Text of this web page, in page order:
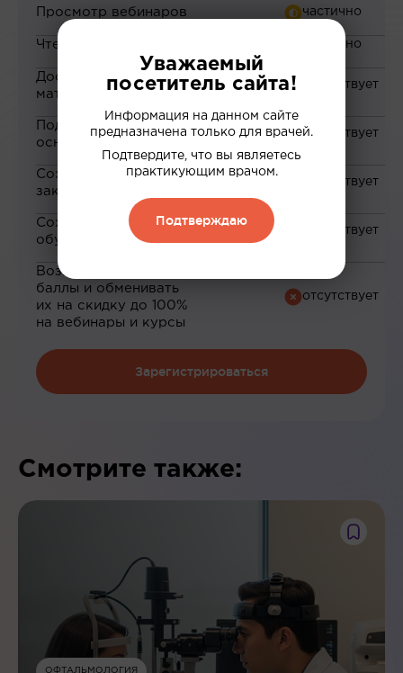
Просмотр вебинаров
Чтение статей
Доступ к закрытым
материалам
Подборка материалов на
основе ваших интересов
Сохранение материалов в
закладки
Сохранение прогресса по
обучению
Возможность зарабатывать
баллы и обменивать
их на скидку до 100%
на вебинары и курсы
Зарегистрироваться
Смотрите также:
ОФТАЛЬМОЛОГИЯ
Уважаемый
посетитель сайта!
Информация на данном сайте
предназначена только для врачей.
Подтвердите, что вы являетесь
практикующим врачом.
Подтверждаю